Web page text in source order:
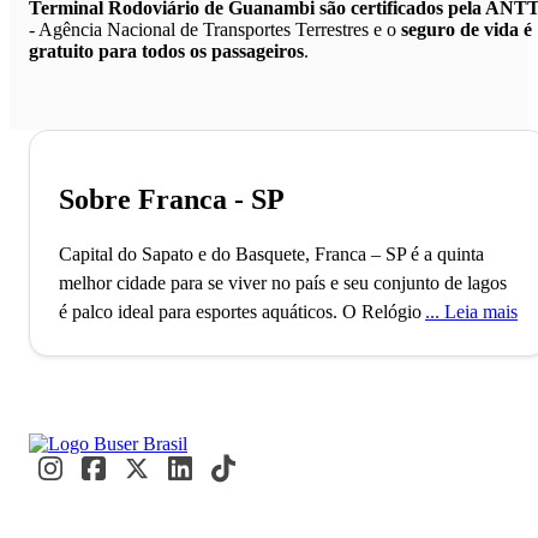
Terminal Rodoviário de Guanambi são certificados pela
- Agência Nacional de Transportes Terrestres e o seguro de vida é
gratuito para todos os passageiros.
Sobre Franca - SP
Capital do Sapato e do Basquete, Franca – SP é a quinta
melhor cidade para se viver no país e seu conjunto de lagos
é palco ideal para esportes aquáticos. O Relógio do Sol,
pitorescos e exploram a rica história local.
Relógio do Sol se torna uma expectativa durante a viagem a
Leia mais